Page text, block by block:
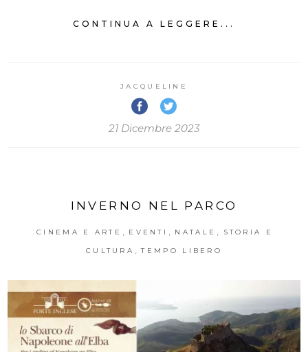
CONTINUA A LEGGERE...
JACQUELINE
21 Dicembre 2023
INVERNO NEL PARCO
CINEMA E ARTE EVENTI NATALE STORIA E
CULTURA TEMPO LIBERO